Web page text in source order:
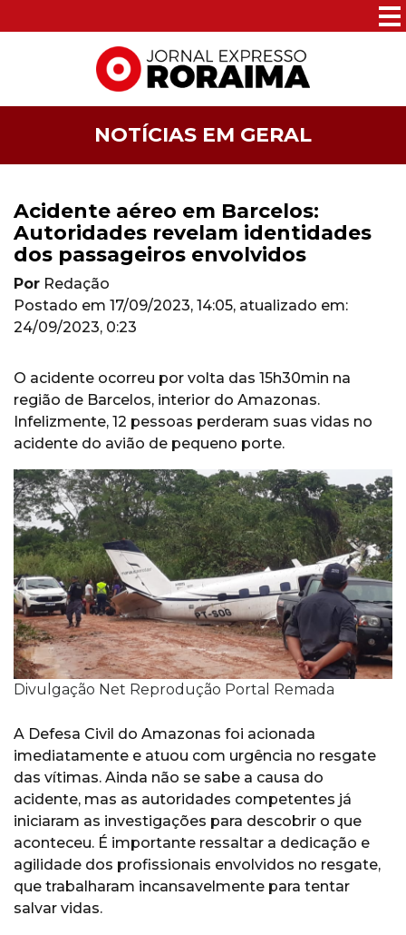
NOTÍCIAS EM GERAL
Acidente aéreo em Barcelos:
Autoridades revelam identidades
dos passageiros envolvidos
Por Redação
Postado em 17/09/2023, 14:05, atualizado em:
24/09/2023, 0:23
O acidente ocorreu por volta das 15h30min na
região de Barcelos, interior do Amazonas.
Infelizmente, 12 pessoas perderam suas vidas no
acidente do avião de pequeno porte.
Divulgação Net Reprodução Portal Remada
A Defesa Civil do Amazonas foi acionada
imediatamente e atuou com urgência no resgate
das vítimas. Ainda não se sabe a causa do
acidente, mas as autoridades competentes já
iniciaram as investigações para descobrir o que
aconteceu. É importante ressaltar a dedicação e
agilidade dos profissionais envolvidos no resgate,
que trabalharam incansavelmente para tentar
salvar vidas.